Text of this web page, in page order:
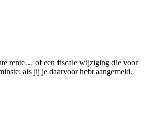
rente… of een fiscale wijziging die voor
als jij je daarvoor hebt aangemeld.